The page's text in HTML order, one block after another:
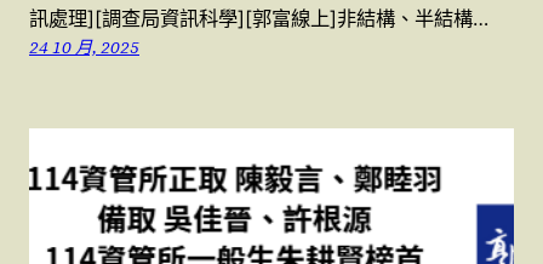
訊處理][調查局資訊科學][郭富線上]非結構、半結構…
24 10 月, 2025